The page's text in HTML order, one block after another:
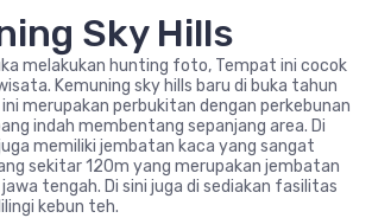
Sky Hills
melakukan hunting foto, Tempat ini cocok
Kemuning sky hills baru di buka tahun
merupakan perbukitan dengan perkebunan
indah membentang sepanjang area. Di
memiliki jembatan kaca yang sangat
sekitar 120m yang merupakan jembatan
tengah. Di sini juga di sediakan fasilitas
kebun teh.